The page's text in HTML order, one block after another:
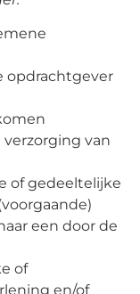
opdrachtgever
van
of gedeeltelijke
een door de
of
en/of